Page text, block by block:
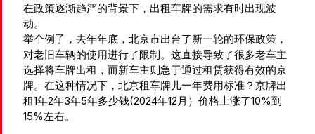
在政策逐渐趋严的背景下，出租车牌的需求有时出现波
动。
举个例子，去年年底，北京市出台了新一轮的环保政策，
对老旧车辆的使用进行了限制。这直接导致了很多老车主
选择将车牌出租，而新车主则急于通过租赁获得有效的京
牌。在这种情况下，北京租车牌儿一年费用标准？京牌出
租1年2年3年5年多少钱(2024年12月）价格上涨了10%到
15%左右。